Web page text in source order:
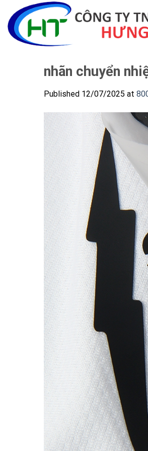
content
nhãn chuyển
Published 12/07/2025 at